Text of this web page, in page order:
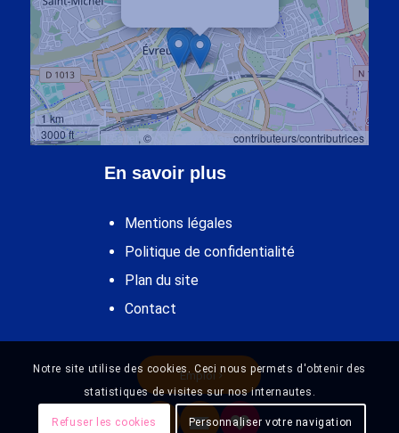
1 km
3000 ft
Leaflet , © OpenStreetMap contributeurs/contributrices
En savoir plus
Mentions légales
Politique de confidentialité
Plan du site
Contact
Emploi
Notre site utilise des cookies. Ceci nous permets d'obtenir des
statistiques de visites sur nos internautes.
Refuser les cookies Personnaliser votre navigation